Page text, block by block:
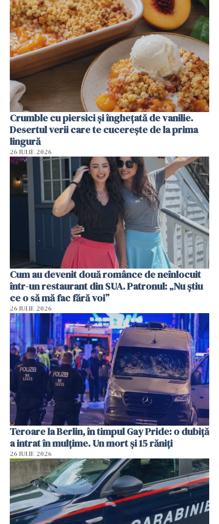
Crumble cu piersici și înghețată de vanilie.
Desertul verii care te cucerește de la prima
lingură
26 IULIE 2026
Cum au devenit două românce de neînlocuit
într-un restaurant din SUA. Patronul: „Nu știu
ce o să mă fac fără voi”
26 IULIE 2026
Teroare la Berlin, în timpul Gay Pride: o dubiță
a intrat în mulțime. Un mort și 15 răniți
26 IULIE 2026